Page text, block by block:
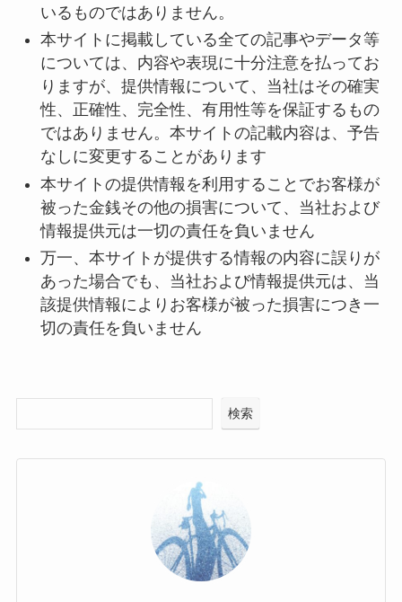
いるものではありません。
本サイトに掲載している全ての記事やデータ等
については、内容や表現に十分注意を払ってお
りますが、提供情報について、当社はその確実
性、正確性、完全性、有用性等を保証するもの
ではありません。本サイトの記載内容は、予告
なしに変更することがあります
本サイトの提供情報を利用することでお客様が
被った金銭その他の損害について、当社および
情報提供元は一切の責任を負いません
万一、本サイトが提供する情報の内容に誤りが
あった場合でも、当社および情報提供元は、当
該提供情報によりお客様が被った損害につき一
切の責任を負いません
検索